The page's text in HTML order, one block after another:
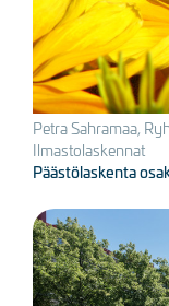
Petra Sahramaa,
Ilmastolaskennat
Päästölaskenta
Kuva